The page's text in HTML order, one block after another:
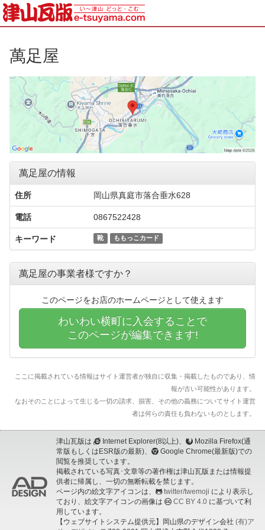
萬足屋
萬足屋の情報
住所 岡山県真庭市落合垂水628
電話 0867522428
キーワード 靴 ももっこカード
萬足屋の事業者様ですか？
このページをお店のホームページとして使えます
わいわい横町に入会することで
このページが編集できます!
ここに掲載されている情報はサイト運営者が独自に収集・掲載したものであり、情
報が古い可能性があります。
なおそのことによって生じる一切の請求、損害、その他の義務についてサイト運営
者は何らの責任も負わないものとします。
津山瓦版は Internet Explorer(8以上)、
Mozilla Firefox(通
常版もしくはESR版の最新)、
Google Chrome(最新版)での
閲覧を推奨しています。
掲載されている写真･文章等の著作権は津山瓦版または情報提
供者に帰属し、一切の無断転載を禁じます。
ページ内の絵文字アイコンは、
twitter/twemoji により表示し
ており、絵文字アイコンの画像は
CC BY 4.0 に基づいて利
用しています。
【ウェブサイトシステム提供元】岡山県のデザイン会社 (有)ア